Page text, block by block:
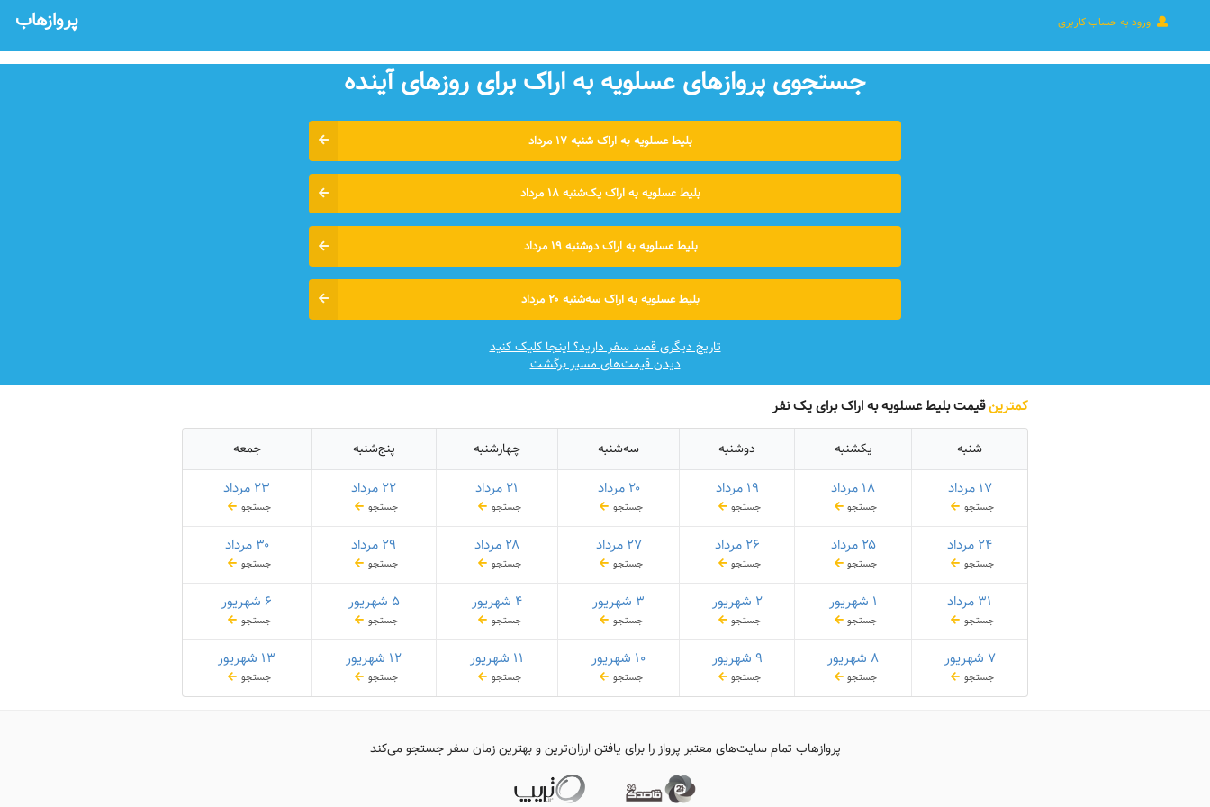
ورود به حساب کاربری پروازهاب
جستجوی پروازهای عسلویه به اراک برای روزهای آينده
بلیط عسلویه به اراک شنبه ۱۷ مرداد
بلیط عسلویه به اراک یک‌شنبه ۱۸ مرداد
بلیط عسلویه به اراک دوشنبه ۱۹ مرداد
بلیط عسلویه به اراک سه‌شنبه ۲۰ مرداد
تاریخ دیگری قصد سفر دارید؟ اینجا کلیک کنید
دیدن قیمت‌های مسیر برگشت
کمترینقیمت بلیط عسلویه به اراک برای یک نفر
شنبه یکشنبه دوشنبه سه‌شنبه چهارشنبه پنج‌شنبه جمعه
۱۷ مرداد
جستجو
۱۸ مرداد
جستجو
۱۹ مرداد
جستجو
۲۰ مرداد
جستجو
۲۱ مرداد
جستجو
۲۲ مرداد
جستجو
۲۳ مرداد
جستجو
۲۴ مرداد
جستجو
۲۵ مرداد
جستجو
۲۶ مرداد
جستجو
۲۷ مرداد
جستجو
۲۸ مرداد
جستجو
۲۹ مرداد
جستجو
۳۰ مرداد
جستجو
۳۱ مرداد
جستجو
۱ شهریور
جستجو
۲ شهریور
جستجو
۳ شهریور
جستجو
۴ شهریور
جستجو
۵ شهریور
جستجو
۶ شهریور
جستجو
۷ شهریور
جستجو
۸ شهریور
جستجو
۹ شهریور
جستجو
۱۰ شهریور
جستجو
۱۱ شهریور
جستجو
۱۲ شهریور
جستجو
۱۳ شهریور
جستجو
پروازهاب تمام سایت‌های معتبر پرواز را برای یافتن ارزان‌ترین و بهترین زمان سفر جستجو می‌کند